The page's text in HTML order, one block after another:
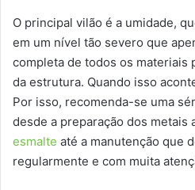
O principal vilão é a umidade,
em um nível tão severo que
completa de todos os materiais
da estrutura. Quando isso
Por isso, recomenda-se uma
desde a preparação dos metais
esmalte até a manutenção que
regularmente e com muita